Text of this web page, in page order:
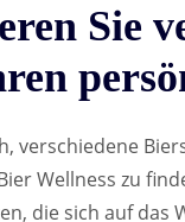
Sie
verschiedene
Wellness zu
die sich auf das